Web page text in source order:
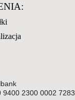
9400 2300 0002 7283